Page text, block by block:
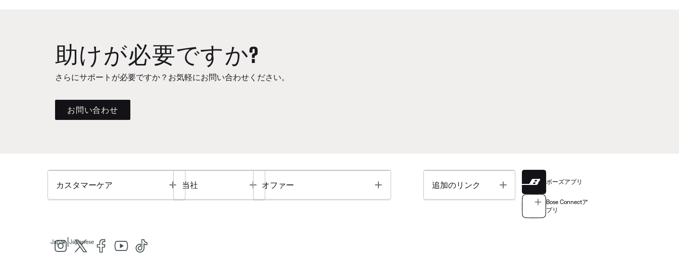
助けが必要ですか?
さらにサポートが必要ですか？お気軽にお問い合わせください。
お問い合わせ
カスタマーケア Toggle
当社 Toggle
オファー Toggle 追加のリンク Toggle ボーズアプリ
Bose Connectア
プリ
Japan Japanese